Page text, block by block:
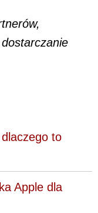
to
Apple dla